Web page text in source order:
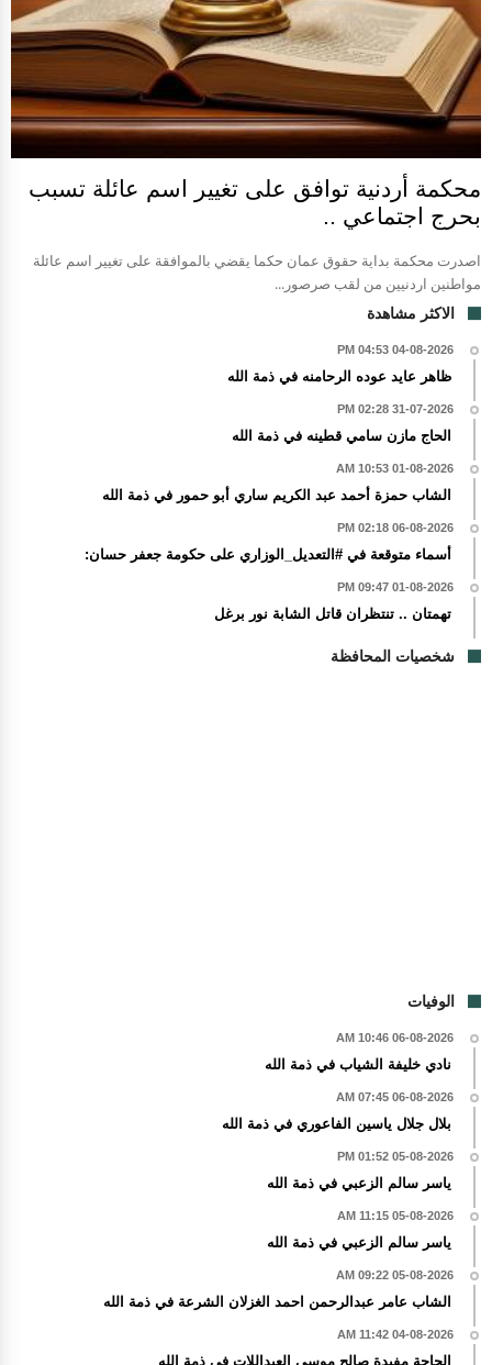
محكمة أردنية توافق على تغيير اسم عائلة تسبب
بحرج اجتماعي ..
اصدرت محكمة بداية حقوق عمان حكما يقضي بالموافقة على تغيير اسم عائلة
مواطنين اردنيين من لقب صرصور...
الاكثر مشاهدة
04-08-2026 04:53 PM
ظاهر عايد عوده الرحامنه في ذمة الله
31-07-2026 02:28 PM
الحاج مازن سامي قطينه في ذمة الله
01-08-2026 10:53 AM
الشاب حمزة أحمد عبد الكريم ساري أبو حمور في ذمة الله
06-08-2026 02:18 PM
أسماء متوقعة في #التعديل_الوزاري على حكومة جعفر حسان:
01-08-2026 09:47 PM
تهمتان .. تنتظران قاتل الشابة نور برغل
شخصيات المحافظة
الوفيات
06-08-2026 10:46 AM
نادي خليفة الشياب في ذمة الله
06-08-2026 07:45 AM
بلال جلال ياسين الفاعوري في ذمة الله
05-08-2026 01:52 PM
ياسر سالم الزعبي في ذمة الله
05-08-2026 11:15 AM
ياسر سالم الزعبي في ذمة الله
05-08-2026 09:22 AM
الشاب عامر عبدالرحمن احمد الغزلان الشرعة في ذمة الله
04-08-2026 11:42 AM
الحاجة مفيدة صالح موسى العبداللات في ذمة الله